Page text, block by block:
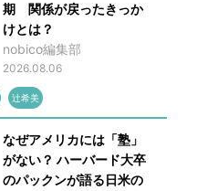
期 関係が戻ったきっか
けとは？
nobico編集部
2026.08.06
辻希美
なぜアメリカには「塾」
がない？ ハーバード大卒
のパックンが語る日米の